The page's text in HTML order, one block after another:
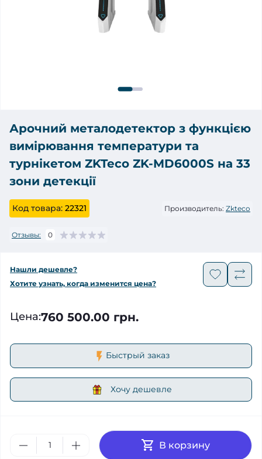
Арочний металодетектор з функцією
вимірювання температури та
турнікетом ZKTeco ZK-MD6000S на 33
зони детекції
Код товара: 22321 Производитель: Zkteco
Отзывы: 0
Нашли дешевле?
Хотите узнать, когда изменится цена?
Цена:760 500.00 грн.
Быстрый заказ
Хочу дешевле
В корзину